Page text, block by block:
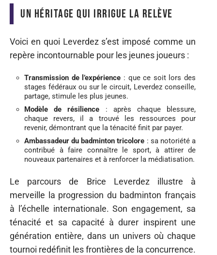
Un héritage qui irrigue la relève
Voici en quoi Leverdez s’est imposé comme un
repère incontournable pour les jeunes joueurs :
Transmission de l’expérience : que ce soit lors des
stages fédéraux ou sur le circuit, Leverdez conseille,
partage, stimule les plus jeunes.
Modèle de résilience : après chaque blessure,
chaque revers, il a trouvé les ressources pour
revenir, démontrant que la ténacité finit par payer.
Ambassadeur du badminton tricolore : sa notoriété a
contribué à faire connaître le sport, à attirer de
nouveaux partenaires et à renforcer la médiatisation.
Le parcours de Brice Leverdez illustre à
merveille la progression du badminton français
à l’échelle internationale. Son engagement, sa
ténacité et sa capacité à durer inspirent une
génération entière, dans un univers où chaque
tournoi redéfinit les frontières de la concurrence.